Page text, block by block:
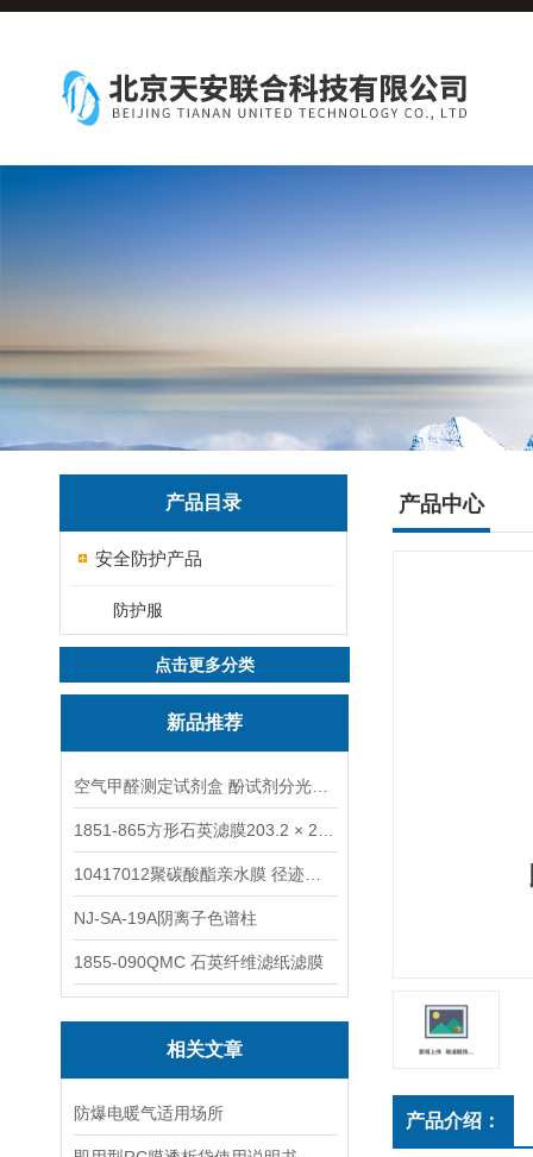
产品目录
安全防护产品
防护服
点击更多分类
新品推荐
NJ-SA-19A阴离子色谱柱
1855-090QMC 石英纤维滤纸滤膜
相关文章
防爆电暖气适用场所
产品中心
产品介绍：